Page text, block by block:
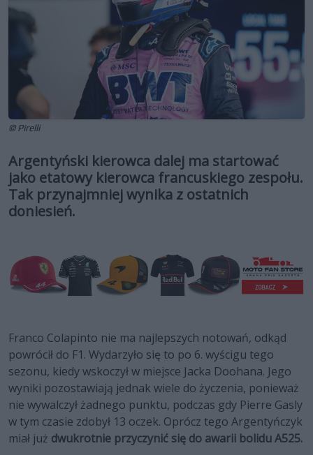
© Pirelli
Argentyński kierowca dalej ma startować
jako etatowy kierowca francuskiego zespołu.
Tak przynajmniej wynika z ostatnich
doniesień.
Franco Colapinto nie ma najlepszych notowań, odkąd
powrócił do F1. Wydarzyło się to po 6. wyścigu tego
sezonu, kiedy wskoczył w miejsce Jacka Doohana. Jego
wyniki pozostawiają jednak wiele do życzenia, ponieważ
nie wywalczył żadnego punktu, podczas gdy Pierre Gasly
w tym czasie zdobył 13 oczek. Oprócz tego Argentyńczyk
miał już dwukrotnie przyczynić się do awarii bolidu A525.